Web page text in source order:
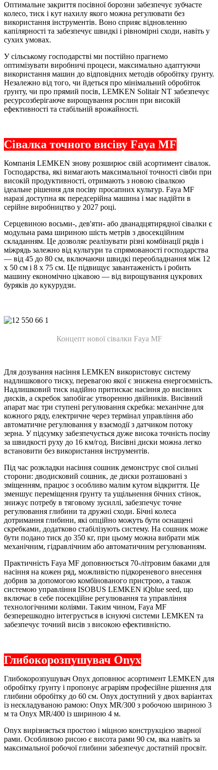
Оптимальне закриття посівної борозни забезпечує зубчасте
колесо, тиск і кут нахилу якого можна регулювати без
використання інструментів. Воно сприяє відновленню
капілярності та забезпечує швидкі і рівномірні сходи, навіть у
сухих умовах.
У сільському господарстві ми постійно прагнемо
оптимізувати виробничі процеси, максимально адаптуючи
використання машин до відповідних методів обробітку ґрунту.
Незалежно від того, чи йдеться про мінімальний обробіток
ґрунту, чи про прямий посів, LEMKEN Solitair NT забезпечує
ресурсозберігаюче вирощування рослин при високій
ефективності та стабільній врожайності.
Сівалка точного висіву Faya MF
Компанія LEMKEN знову розширює свій асортимент сівалок.
Господарства, які вимагають максимальної точності сівби при
високій продуктивності, отримають з новою сівалкою
ідеальне рішення для посіву просапних культур. Faya MF
наразі доступна як передсерійна машина і має надійти в
серійне виробництво у 2027 році.
Серцевиною восьми-, дев'яти- або дванадцятирядної сівалки є
модульна рама шириною шість метрів з двосекційним
складанням. Це дозволяє реалізувати різні комбінації рядів і
міжрядь залежно від культури та спрямованості господарства
— від 45 до 80 см, включаючи швидкі переобладнання між 12
x 50 см і 8 x 75 см. Це підвищує завантаженість і робить
машину економічно цікавою — від вирощування цукрових
буряків до кукурудзи.
Концепт нової сівалки Faya MF
Для дозування насіння LEMKEN використовує систему
надлишкового тиску, перевагою якої є знижена енергоємність.
Надлишковий тиск надійно притискає насіння до висівних
дисків, а скребок запобігає утворенню двійників. Висівний
апарат має три ступені регулювання скребка: механічне для
кожного ряду, електричне через термінал управління або
автоматичне регулювання у взаємодії з датчиком потоку
зерна. У підсумку забезпечується дуже висока точність посіву
за швидкості руху до 16 км/год. Висівні диски можна легко
встановити без використання інструментів.
Під час розкладки насіння сошник демонструє свої сильні
сторони: дводисковий сошник, де диски розташовані з
зміщенням, працює з особливо малим кутом відкриття. Це
зменшує переміщення ґрунту та ущільнення бічних стінок,
знижує потребу в тяговому зусиллі, забезпечує точне
регулювання глибини та дружні сходи. Бічні колеса
дотримання глибини, які опційно можуть бути оснащені
скребками, додатково стабілізують систему. На сошник може
бути подано тиск до 350 кг, при цьому можна вибрати між
механічним, гідравлічним або автоматичним регулюванням.
Практичність Faya MF доповнюється 70-літровим баками для
насіння на кожен ряд, можливістю підкореневого внесення
добрив за допомогою комбінованого пристрою, а також
системою управління ISOBUS LEMKEN iQblue seed, що
включає в себе посекційне регулювання та управління
технологічними коліями. Таким чином, Faya MF
безперешкодно інтегрується в існуючі системи LEMKEN та
забезпечує точний висів з високою ефективністю.
Глибокорозпушувач Onyx
Глибокорозпушувач Onyx доповнює асортимент LEMKEN для
обробітку ґрунту і пропонує аграріям професійне рішення для
глибини обробітку до 60 см. Onyx доступний у двох варіантах
із нескладуваною рамою: Onyx MR/300 з робочою шириною 3
м та Onyx MR/400 із шириною 4 м.
Onyx вирізняється простою і міцною конструкцією зварної
рами. Особливою рисою є висота рами 90 см, яка навіть за
максимальної робочої глибини забезпечує достатній просвіт.